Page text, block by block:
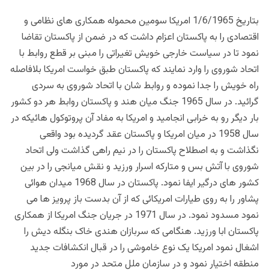
بتاریخ 1/6/1965 امریکا سومین محموله همکاری های نظامی و
اقتصادی را به پاکستان اعزام داشت که در ضمن از پاکستان تقاضا
نمود تا در سیاست خارجی خویش تغیراتی را مبنی بر قطع روابط با
اتحاد شوروی را وارد نمایند که پاکستان طبق خواست امریکا بلافاصله
راه خویش را جدا نموده و روابط شان با اتحاد شوروی به سردی
گرائید. در سال 1965 جنگ میان هند و پاکستان روابط هر دو کشور
بار دیگر رو به خرابی انجامید و امریکا به مفاد آن پروتوکول هائیکه در
سال 1958 در میان امریکا و پاکستان عقد گردیده بود واقعی
نگذاشت و به اصطلاح پاکستان را در نیم راهی گذاشت ولی اتحاد
شوروی با آتش بس و متارکه اسرار ورزید و نقش میانجی را در بین
کشور های درگیر ایفا نمود. پاکستان در سال 1968 میدان هوائی
پشاور را به روی طیارات امریکائی که از آن بدست باز پرویز ها می
نمود مسدود نمود. در سال 1971 در جریان جنگ امریکا از همکاری
پاکستان ابا ورزید. هنگامی که سربازان هندی خاک بنگله دیش را
اشغال نمود امریکا یک نوع خاموشی را در قبال انکشافات جدید
منطقه اختیار نمود و در سازمان ملل متحد در مورد